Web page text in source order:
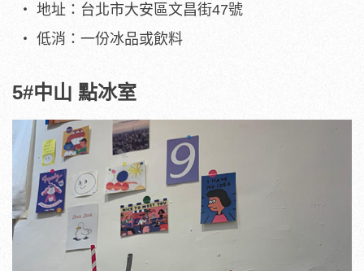
地址：台北市大安區文昌街47號
低消：一份冰品或飲料
5#中山 點冰室